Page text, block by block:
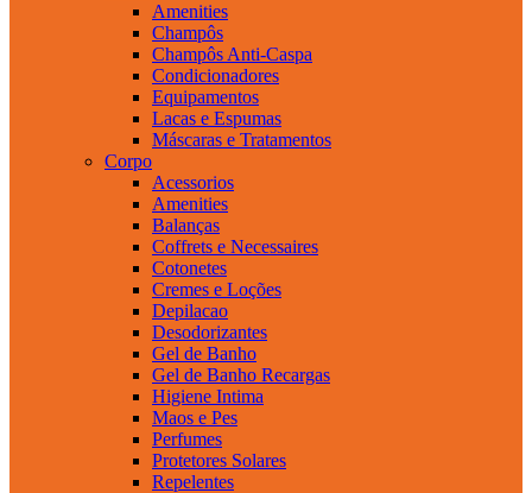
Amenities
Champôs
Champôs Anti-Caspa
Condicionadores
Equipamentos
Lacas e Espumas
Máscaras e Tratamentos
Corpo
Acessorios
Amenities
Balanças
Coffrets e Necessaires
Cotonetes
Cremes e Loções
Depilacao
Desodorizantes
Gel de Banho
Gel de Banho Recargas
Higiene Intima
Maos e Pes
Perfumes
Protetores Solares
Repelentes